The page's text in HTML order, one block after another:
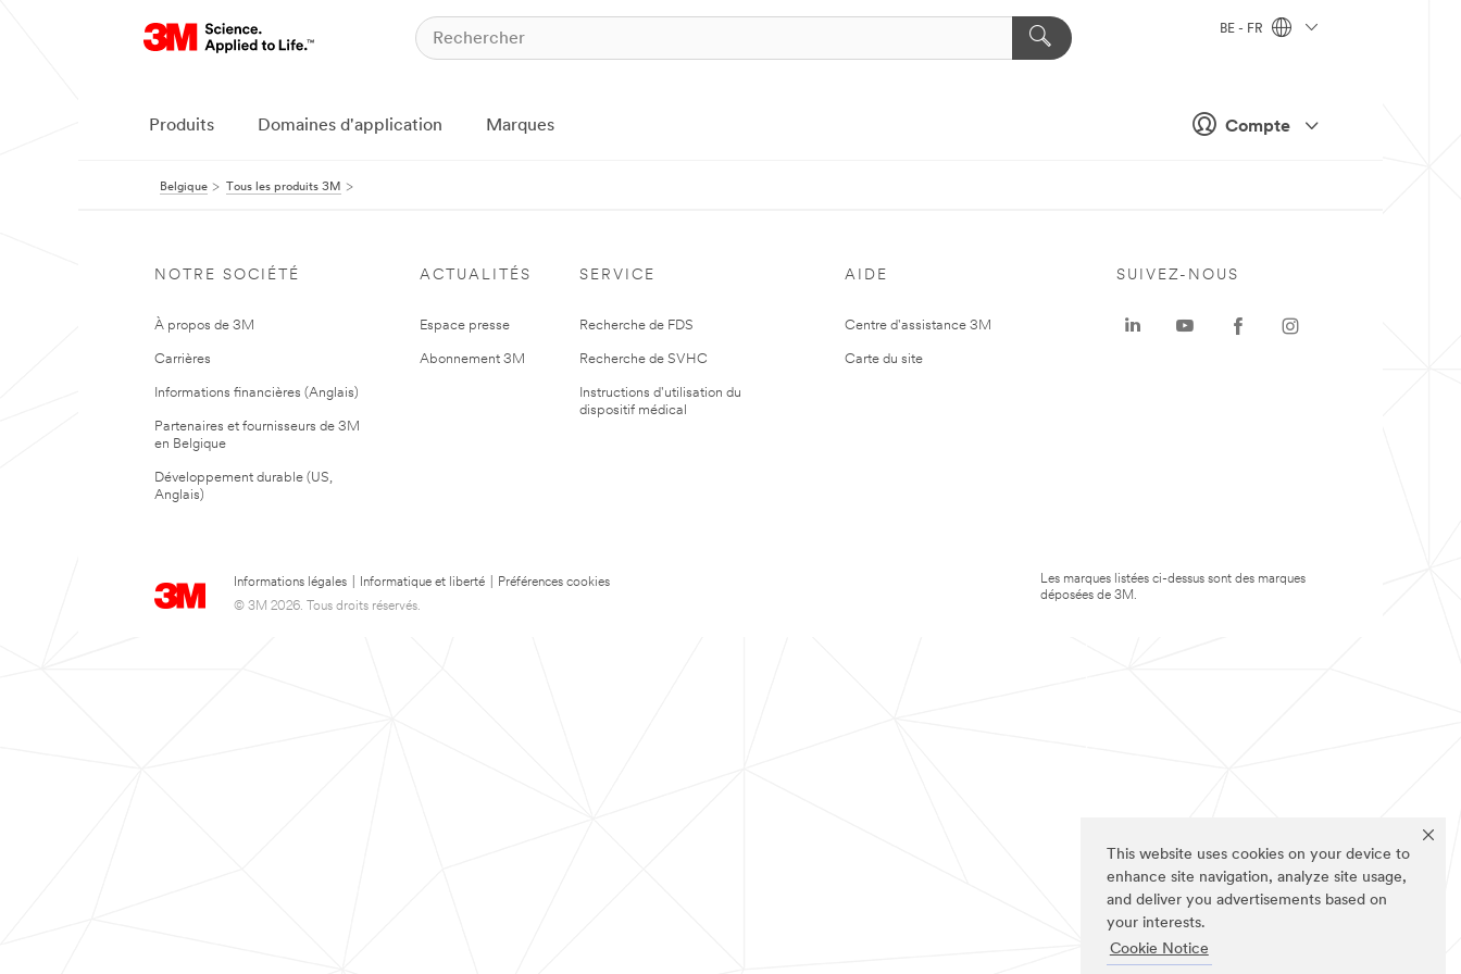
This website uses cookies on your device to
enhance site navigation, analyze site usage,
and deliver you advertisements based on
your interests.
Cookie Notice
Compte
BE - FR
Produits Domaines d'application Marques
Belgique Tous les produits 3M
NOTRE SOCIÉTÉ
À propos de 3M
Carrières
Informations financières (Anglais)
Partenaires et fournisseurs de 3M
en Belgique
Développement durable (US,
Anglais)
ACTUALITÉS
Espace presse
Abonnement 3M
SERVICE
Recherche de FDS
Recherche de SVHC
Instructions d'utilisation du
dispositif médical
AIDE
Centre d'assistance 3M
Carte du site
Informations légales Informatique et liberté
Préférences cookies
© 3M 2026. Tous droits réservés.
SUIVEZ-NOUS
Les marques listées ci-dessus sont des marques
déposées de 3M.